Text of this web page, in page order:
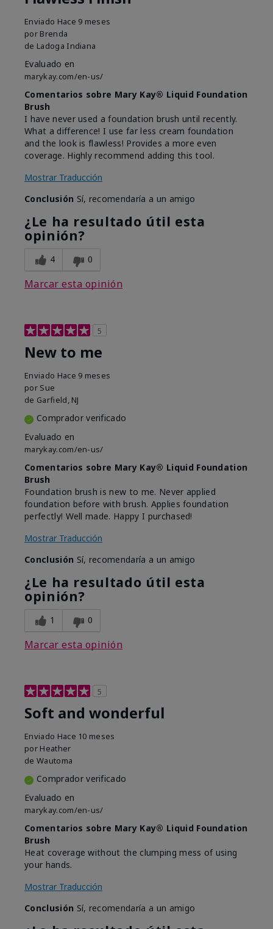
Enviado Hace 9 meses
por Brenda
de Ladoga Indiana
Evaluado en
marykay.com/en-us/
Comentarios sobre Mary Kay® Liquid Foundation
Brush
I have never used a foundation brush until recently.
What a difference! I use far less cream foundation
and the look is flawless! Provides a more even
coverage. Highly recommend adding this tool.
Mostrar Traducción
Conclusión Sí, recomendaría a un amigo
¿Le ha resultado útil esta
opinión?
4 0
Marcar esta opinión
5
New to me
Enviado Hace 9 meses
por Sue
de Garfield, NJ
Comprador verificado
Evaluado en
marykay.com/en-us/
Comentarios sobre Mary Kay® Liquid Foundation
Brush
Foundation brush is new to me. Never applied
foundation before with brush. Applies foundation
perfectly! Well made. Happy I purchased!
Mostrar Traducción
Conclusión Sí, recomendaría a un amigo
¿Le ha resultado útil esta
opinión?
1 0
Marcar esta opinión
5
Soft and wonderful
Enviado Hace 10 meses
por Heather
de Wautoma
Comprador verificado
Evaluado en
marykay.com/en-us/
Comentarios sobre Mary Kay® Liquid Foundation
Brush
Heat coverage without the clumping mess of using
your hands.
Mostrar Traducción
Conclusión Sí, recomendaría a un amigo